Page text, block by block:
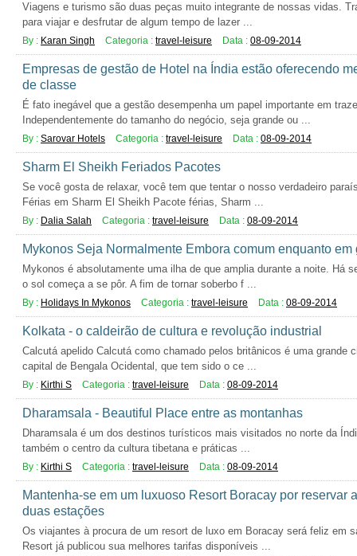
Viagens e turismo são duas peças muito integrante de nossas vidas.
para viajar e desfrutar de algum tempo de lazer ...
By : Karan Singh Categoria : travel-leisure Data : 08-09-2014
Empresas de gestão de Hotel na Índia estão oferecendo
de classe
É fato inegável que a gestão desempenha um papel importante em
Independentemente do tamanho do negócio, seja grande ou ...
By : Sarovar Hotels Categoria : travel-leisure Data : 08-09-2014
Sharm El Sheikh Feriados Pacotes
Se você gosta de relaxar, você tem que tentar o nosso verdadeiro
Férias em Sharm El Sheikh Pacote férias, Sharm ...
By : Dalia Salah Categoria : travel-leisure Data : 08-09-2014
Mykonos Seja Normalmente Embora comum enquanto
Mykonos é absolutamente uma ilha de que amplia durante a noite. Há
o sol começa a se pôr. A fim de tornar soberbo f ...
By : Holidays In Mykonos Categoria : travel-leisure Data : 08-09-2014
Kolkata - o caldeirão de cultura e revolução industrial
Calcutá apelido Calcutá como chamado pelos britânicos é uma grande
capital de Bengala Ocidental, que tem sido o ce ...
By : Kirthi S Categoria : travel-leisure Data : 08-09-2014
Dharamsala - Beautiful Place entre as montanhas
Dharamsala é um dos destinos turísticos mais visitados no norte da
também o centro da cultura tibetana e práticas ...
By : Kirthi S Categoria : travel-leisure Data : 08-09-2014
Mantenha-se em um luxuoso Resort Boracay por reservar
duas estações
Os viajantes à procura de um resort de luxo em Boracay será feliz em
Resort já publicou sua melhores tarifas disponíveis ...